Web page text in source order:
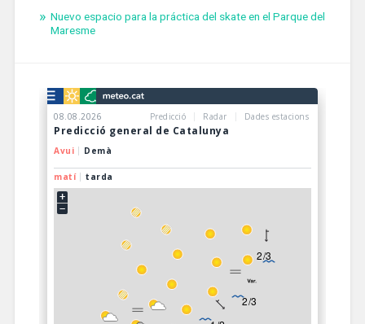
Nuevo espacio para la práctica del skate en el Parque del
Maresme